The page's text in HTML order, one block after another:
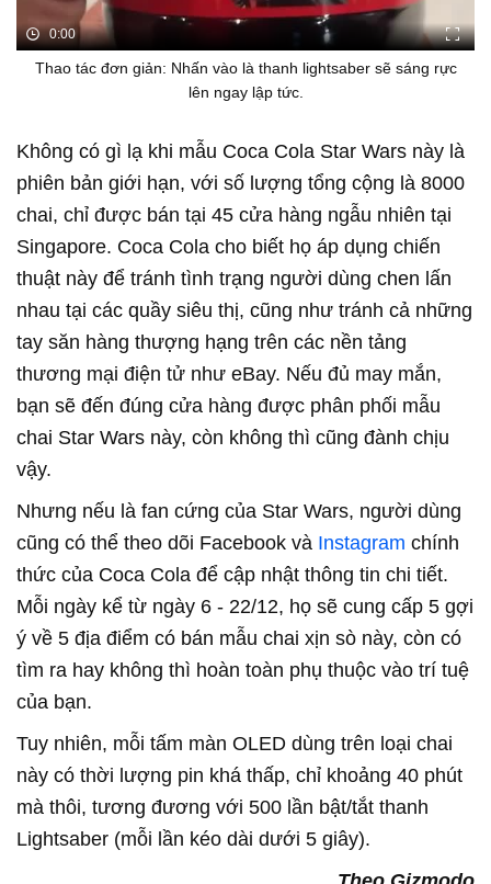
0:00
Thao tác đơn giản: Nhấn vào là thanh lightsaber sẽ sáng rực
lên ngay lập tức.
Không có gì lạ khi mẫu Coca Cola Star Wars này là
phiên bản giới hạn, với số lượng tổng cộng là 8000
chai, chỉ được bán tại 45 cửa hàng ngẫu nhiên tại
Singapore. Coca Cola cho biết họ áp dụng chiến
thuật này để tránh tình trạng người dùng chen lấn
nhau tại các quầy siêu thị, cũng như tránh cả những
tay săn hàng thượng hạng trên các nền tảng
thương mại điện tử như eBay. Nếu đủ may mắn,
bạn sẽ đến đúng cửa hàng được phân phối mẫu
chai Star Wars này, còn không thì cũng đành chịu
vậy.
Nhưng nếu là fan cứng của Star Wars, người dùng
cũng có thể theo dõi Facebook và Instagram chính
thức của Coca Cola để cập nhật thông tin chi tiết.
Mỗi ngày kể từ ngày 6 - 22/12, họ sẽ cung cấp 5 gợi
ý về 5 địa điểm có bán mẫu chai xịn sò này, còn có
tìm ra hay không thì hoàn toàn phụ thuộc vào trí tuệ
của bạn.
Tuy nhiên, mỗi tấm màn OLED dùng trên loại chai
này có thời lượng pin khá thấp, chỉ khoảng 40 phút
mà thôi, tương đương với 500 lần bật/tắt thanh
Lightsaber (mỗi lần kéo dài dưới 5 giây).